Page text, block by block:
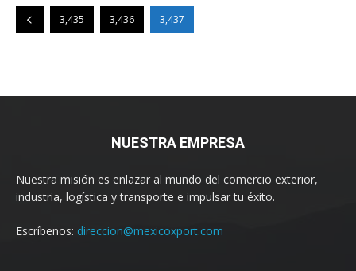
3,435 3,436 3,437
NUESTRA EMPRESA
Nuestra misión es enlazar al mundo del comercio exterior,
industria, logística y transporte e impulsar tu éxito.
Escríbenos: direccion@mexicoxport.com